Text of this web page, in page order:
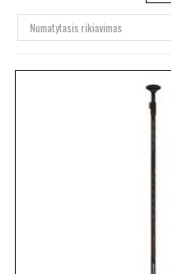
Numatytasis rikiavimas